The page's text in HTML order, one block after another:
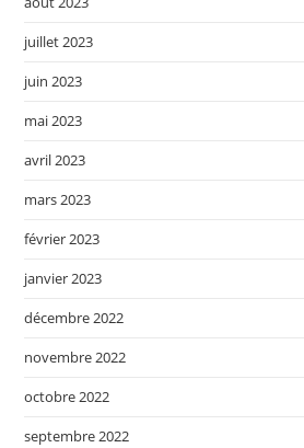
juillet 2023
juin 2023
mai 2023
avril 2023
mars 2023
février 2023
janvier 2023
décembre 2022
novembre 2022
octobre 2022
septembre 2022